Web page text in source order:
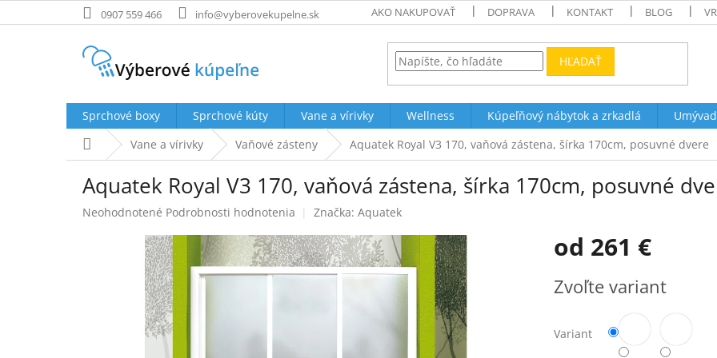
na
0907 559 466 info@vyberovekupelne.sk AKO NAKUPOVAŤ DOPRAVA KONTAKT BLOG
HĽADAŤ
Sprchové boxy Sprchové kúty Vane a vírivky Wellness Kúpeľňový nábytok a zrkadlá
DomovVane a vírivky Vaňové zásteny Aquatek Royal V3 170, vaňová zástena, šírka 170cm, posuvné dvere
Aquatek Royal V3 170, vaňová zástena, šírka 170cm, posuvné
Priemerné
Neohodnotené Podrobnosti hodnotenia Značka: Aquatek
od 261 €
cena:
Zvoľte variant
Variant